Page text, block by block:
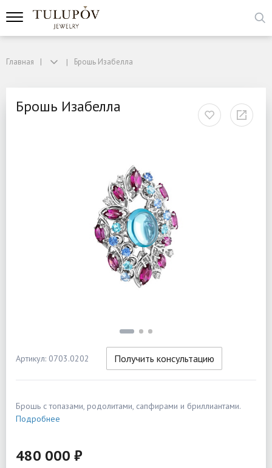
Главная Брошь Изабелла
Брошь Изабелла
Артикул: 0703.0202 Получить консультацию
Брошь с топазами, родолитами, сапфирами и бриллиантами.
Подробнее
480 000 ₽